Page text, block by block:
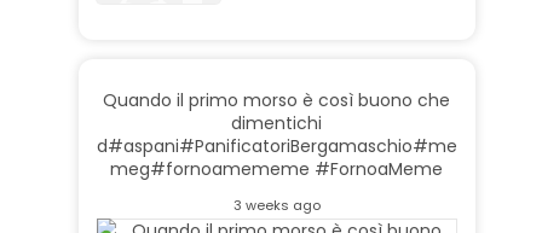
Quando il primo morso è così buono che
dimentichi
d#aspani#PanificatoriBergamaschio#me
meg#fornoamememe #FornoaMeme
3 weeks ago